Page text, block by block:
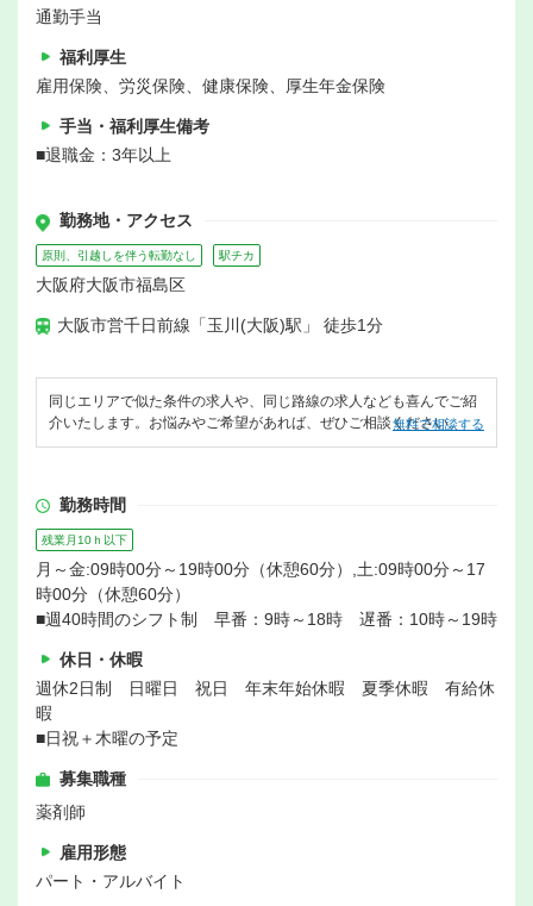
通勤手当
福利厚生
雇用保険、労災保険、健康保険、厚生年金保険
手当・福利厚生備考
■退職金：3年以上
勤務地・アクセス
原則、引越しを伴う転勤なし 駅チカ
大阪府大阪市福島区
大阪市営千日前線「玉川(大阪)駅」 徒歩1分
同じエリアで似た条件の求人や、同じ路線の求人なども喜んでご紹
介いたします。お悩みやご希望があれば、ぜひご相談ください。
無料で相談する
勤務時間
残業月10ｈ以下
月～金:09時00分～19時00分（休憩60分）,土:09時00分～17
時00分（休憩60分）
■週40時間のシフト制 早番：9時～18時 遅番：10時～19時
休日・休暇
週休2日制 日曜日 祝日 年末年始休暇 夏季休暇 有給休
暇
■日祝＋木曜の予定
募集職種
薬剤師
雇用形態
パート・アルバイト